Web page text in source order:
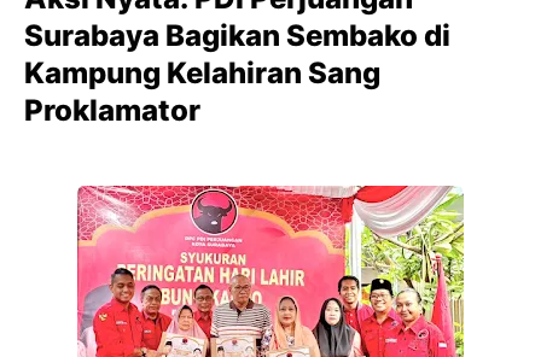
Surabaya Bagikan Sembako di
Kampung Kelahiran Sang
Proklamator